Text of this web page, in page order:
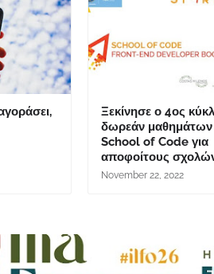
Ξεκίνησε ο 4ος
δωρεάν μαθημάτων
School of Code για
αποφοίτους
November 22, 2022